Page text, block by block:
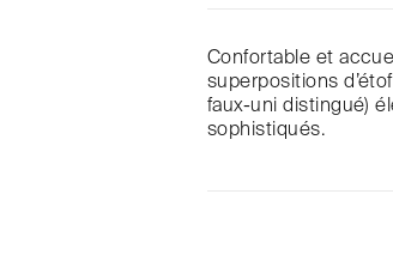
Confortable et
superpositions
faux-uni distingué)
sophistiqués.